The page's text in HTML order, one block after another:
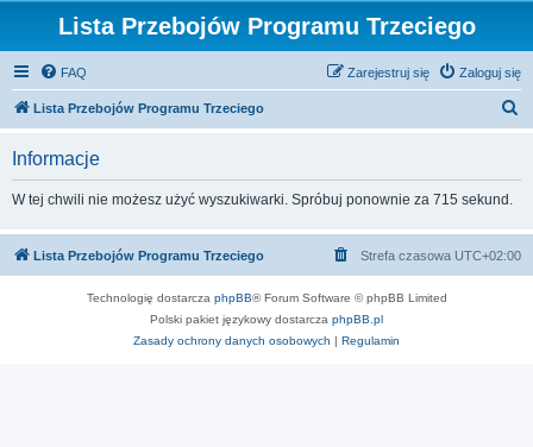
Lista Przebojów Programu Trzeciego
FAQ Zaloguj się
Zarejestruj się
Lista Przebojów Programu Trzeciego
j
Informacje
W tej chwili nie możesz użyć wyszukiwarki. Spróbuj ponownie za 715 sekund.
Lista Przebojów Programu Trzeciego Strefa czasowa UTC+02:00
Technologię dostarcza phpBB® Forum Software © phpBB Limited
Polski pakiet językowy dostarcza phpBB.pl
Zasady ochrony danych osobowych | Regulamin